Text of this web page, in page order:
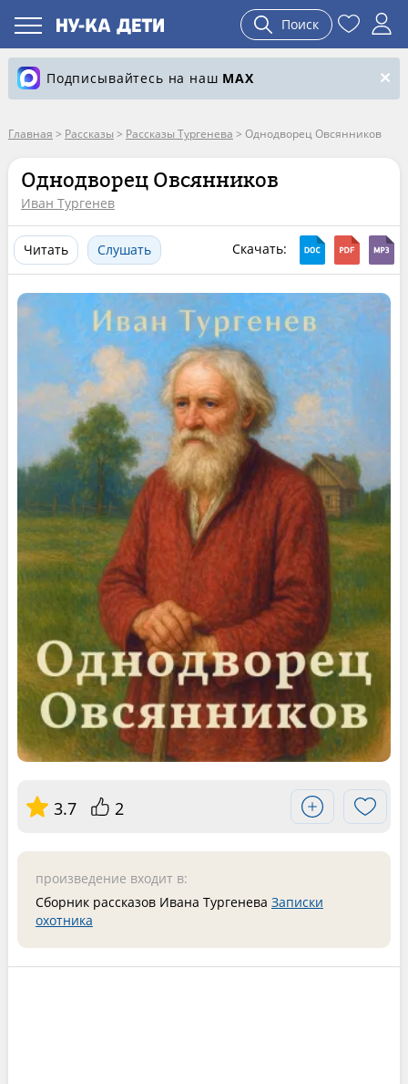
Поиск
Подписывайтесь на наш MAX
Главная > Рассказы > Рассказы Тургенева > Однодворец Овсянников
Однодворец Овсянников
Иван Тургенев
Читать Слушать Скачать:
3.7 2
произведение входит в:
Сборник рассказов Ивана Тургенева Записки
охотника